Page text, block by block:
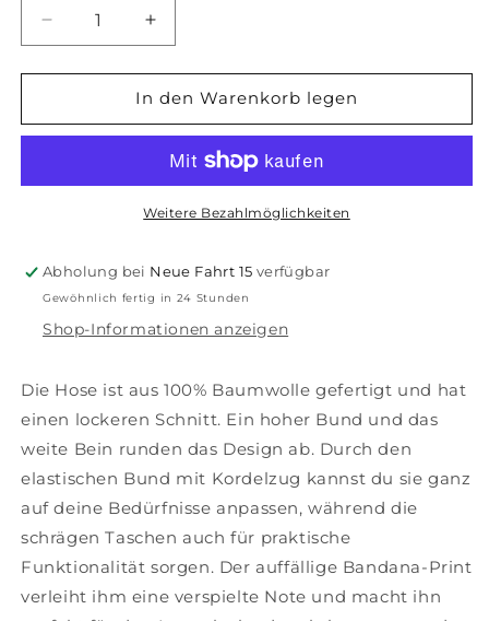
Verringere
die
Menge
Baumwollhose
Bein
in
Türkis
und
Erhöhe
die
Menge
für
Baumwollhose
weitem
Bein
und
in
Türkis
und
In den Warenkorb legen
Weitere Bezahlmöglichkeiten
Abholung bei Neue Fahrt 15 verfügbar
Gewöhnlich fertig in 24 Stunden
Shop-Informationen anzeigen
Die Hose ist aus 100% Baumwolle gefertigt und hat
einen lockeren Schnitt. Ein hoher Bund und das
weite Bein runden das Design ab. Durch den
elastischen Bund mit Kordelzug kannst du sie ganz
auf deine Bedürfnisse anpassen, während die
schrägen Taschen auch für praktische
Funktionalität sorgen. Der auffällige Bandana-Print
verleiht ihm eine verspielte Note und macht ihn